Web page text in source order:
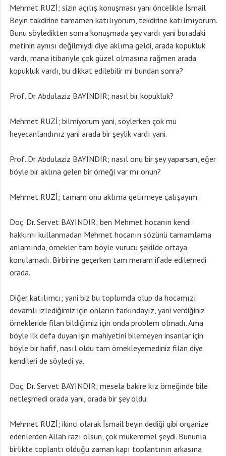
Mehmet RUZİ; sizin açılış konuşması yani öncelikle İsmail
Beyin takdirine tamamen katılıyorum, tekdirine katılmıyorum.
Bunu söyledikten sonra konuşmada şey vardı yani buradaki
metinin aynısı değilmiydi diye aklıma geldi, arada kopukluk
vardı, mana itibariyle çok güzel olmasına rağmen arada
kopukluk vardı, bu dikkat edilebilir mi bundan sonra?
Prof. Dr. Abdulaziz BAYINDIR; nasıl bir kopukluk?
Mehmet RUZİ; bilmiyorum yani, söylerken çok mu
heyecanlandınız yani arada bir şeylik vardı yani.
Prof. Dr. Abdulaziz BAYINDIR; nasıl onu bir şey yaparsan, eğer
böyle bir aklına gelen bir örneği var mı onun?
Mehmet RUZİ; tamam onu aklıma getirmeye çalışayım.
Doç. Dr. Servet BAYINDIR; ben Mehmet hocanın kendi
hakkımı kullanmadan Mehmet hocanın sözünü tamamlama
anlamında, örnekler tam böyle vurucu şekilde ortaya
konulamadı. Birbirine geçerken tam meram ifade edilemedi
orada.
Diğer katılımcı; yani biz bu toplumda olup da hocamızı
devamlı izlediğimiz için onların farkındayız, yani verdiğiniz
örnekleride filan bildiğimiz için onda problem olmadı. Ama
böyle ilk defa duyan işin mahiyetini bilemeyen insanlar için
böyle bir hafif, nasıl oldu tam örnekleyemediniz filan diye
kendileri de söyledi ya.
Doç. Dr. Servet BAYINDIR; mesela bakire kız örneğinde bile
netleşmedi orada yani, orada bir şey oldu.
Mehmet RUZİ; ikinci olarak İsmail beyin dediği gibi organize
edenlerden Allah razı olsun, çok mükemmel şeydi. Bununla
birlikte toplantı olduğu zaman kapı toplantının arkasına